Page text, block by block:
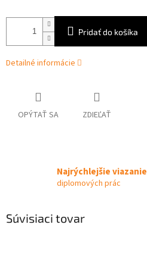
Pridať do košíka
Detailné informácie
OPÝTAŤ SA ZDIEĽAŤ
Najrýchlejšie viazanie
diplomových prác
Súvisiaci tovar